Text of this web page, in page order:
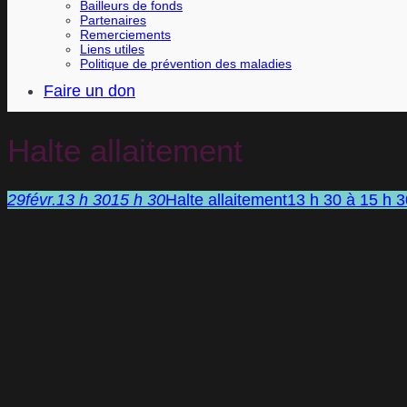
Bailleurs de fonds
Partenaires
Remerciements
Liens utiles
Politique de prévention des maladies
Faire un don
Halte allaitement
29févr.13 h 3015 h 30Halte allaitement13 h 30 à 15 h